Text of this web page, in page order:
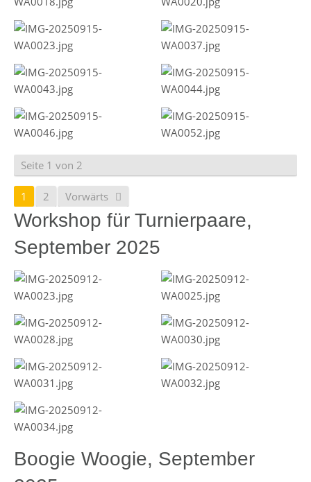
Seite 1 von 2
1 2 Vorwärts
Workshop für Turnierpaare,
September 2025
Boogie Woogie, September